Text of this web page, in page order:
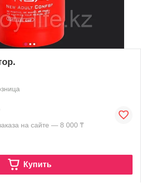
на сайте — 8 000 ₸
Купить